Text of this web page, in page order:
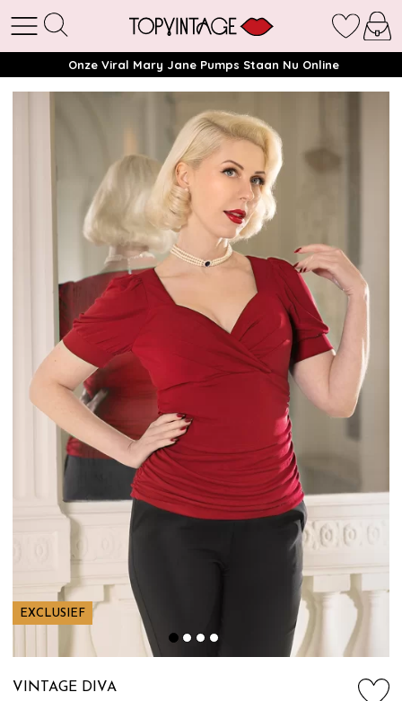
Onze Viral Mary Jane Pumps Staan Nu Online
EXCLUSIEF
VINTAGE DIVA